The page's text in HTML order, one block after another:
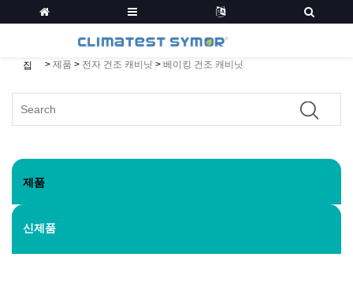
집 > 제품 > 전자 건조 캐비닛 > 베이킹 건조 캐비닛
제품
신제품